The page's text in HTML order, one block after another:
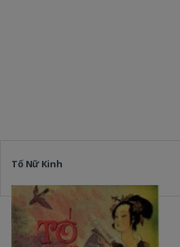
Tố Nữ Kinh